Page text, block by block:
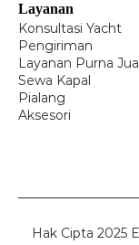
Layanan
Konsultasi Yacht
Pengiriman
Layanan Purna
Sewa Kapal
Pialang
Aksesori
Hak Cipta 2025